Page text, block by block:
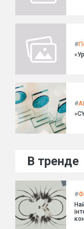
#
#
В тренде
#